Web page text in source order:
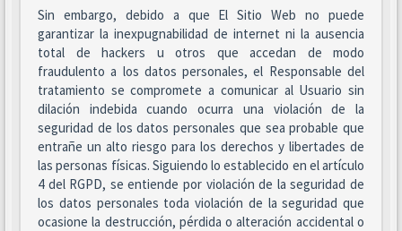
Sin embargo, debido a que El Sitio Web no puede
garantizar la inexpugnabilidad de internet ni la ausencia
total de hackers u otros que accedan de modo
fraudulento a los datos personales, el Responsable del
tratamiento se compromete a comunicar al Usuario sin
dilación indebida cuando ocurra una violación de la
seguridad de los datos personales que sea probable que
entrañe un alto riesgo para los derechos y libertades de
las personas físicas. Siguiendo lo establecido en el artículo
4 del RGPD, se entiende por violación de la seguridad de
los datos personales toda violación de la seguridad que
ocasione la destrucción, pérdida o alteración accidental o